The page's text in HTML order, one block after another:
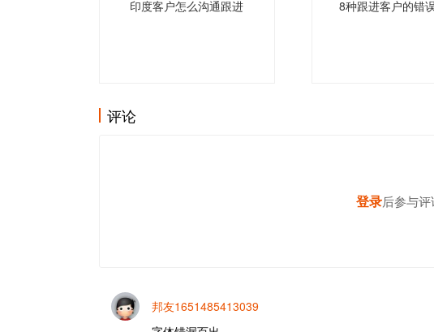
印度客户怎么沟通跟进 8种跟进客户的错
评论
登录后参与评
邦友1651485413039